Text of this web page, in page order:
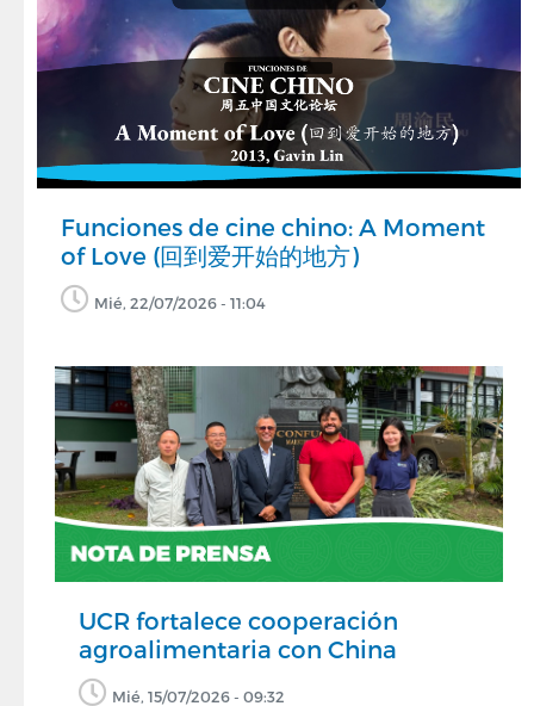
Funciones de cine chino: A Moment
of Love (回到爱开始的地方)
Mié, 22/07/2026 - 11:04
UCR fortalece cooperación
agroalimentaria con China
Mié, 15/07/2026 - 09:32